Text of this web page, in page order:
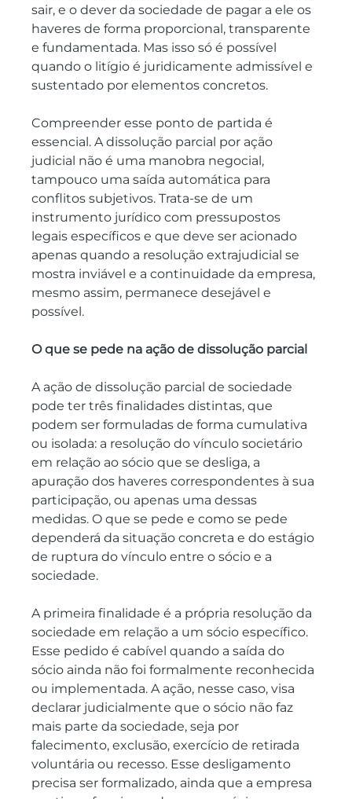
sair, e o dever da sociedade de pagar a ele os
haveres de forma proporcional, transparente
e fundamentada. Mas isso só é possível
quando o litígio é juridicamente admissível e
sustentado por elementos concretos.
Compreender esse ponto de partida é
essencial. A dissolução parcial por ação
judicial não é uma manobra negocial,
tampouco uma saída automática para
conflitos subjetivos. Trata-se de um
instrumento jurídico com pressupostos
legais específicos e que deve ser acionado
apenas quando a resolução extrajudicial se
mostra inviável e a continuidade da empresa,
mesmo assim, permanece desejável e
possível.
O que se pede na ação de dissolução parcial
A ação de dissolução parcial de sociedade
pode ter três finalidades distintas, que
podem ser formuladas de forma cumulativa
ou isolada: a resolução do vínculo societário
em relação ao sócio que se desliga, a
apuração dos haveres correspondentes à sua
participação, ou apenas uma dessas
medidas. O que se pede e como se pede
dependerá da situação concreta e do estágio
de ruptura do vínculo entre o sócio e a
sociedade.
A primeira finalidade é a própria resolução da
sociedade em relação a um sócio específico.
Esse pedido é cabível quando a saída do
sócio ainda não foi formalmente reconhecida
ou implementada. A ação, nesse caso, visa
declarar judicialmente que o sócio não faz
mais parte da sociedade, seja por
falecimento, exclusão, exercício de retirada
voluntária ou recesso. Esse desligamento
precisa ser formalizado, ainda que a empresa